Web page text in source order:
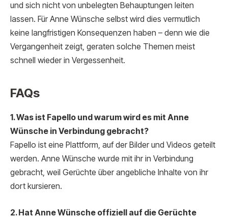
und sich nicht von unbelegten Behauptungen leiten
lassen. Für Anne Wünsche selbst wird dies vermutlich
keine langfristigen Konsequenzen haben – denn wie die
Vergangenheit zeigt, geraten solche Themen meist
schnell wieder in Vergessenheit.
FAQs
1. Was ist Fapello und warum wird es mit Anne
Wünsche in Verbindung gebracht?
Fapello ist eine Plattform, auf der Bilder und Videos geteilt
werden. Anne Wünsche wurde mit ihr in Verbindung
gebracht, weil Gerüchte über angebliche Inhalte von ihr
dort kursieren.
2. Hat Anne Wünsche offiziell auf die Gerüchte